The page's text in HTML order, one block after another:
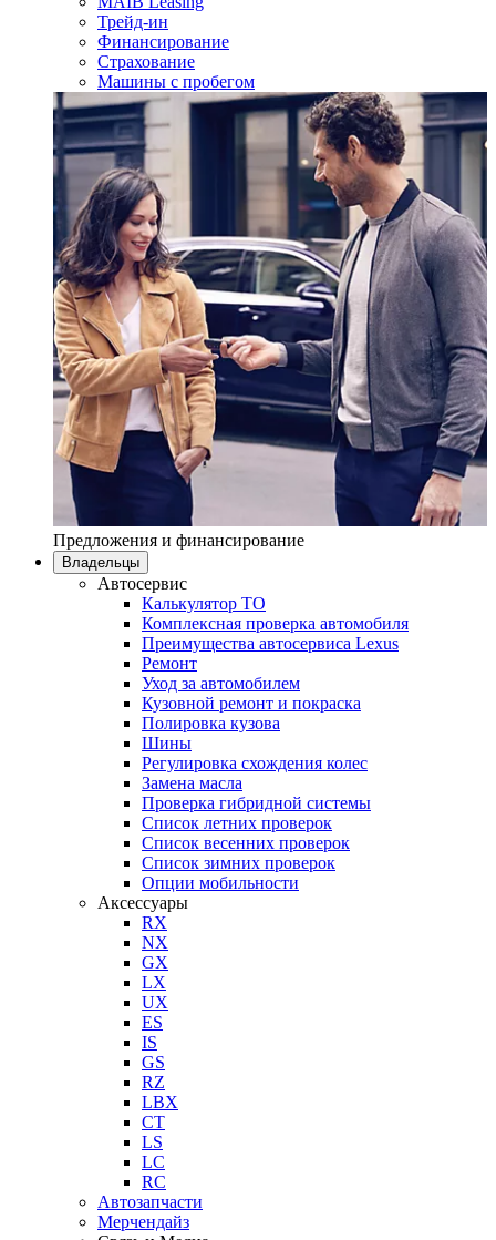
Трейд-ин
Финансирование
Страхование
Машины с пробегом
Предложения и финансирование
Владельцы
Автосервис
Калькулятор ТО
Комплексная проверка автомобиля
Преимущества автосервиса Lexus
Ремонт
Уход за автомобилем
Кузовной ремонт и покраска
Полировка кузова
Шины
Регулировка схождения колес
Замена масла
Проверка гибридной системы
Список летних проверок
Список весенних проверок
Список зимних проверок
Опции мобильности
Аксессуары
RX
NX
GX
LX
UX
ES
IS
GS
RZ
LBX
CT
LS
LC
RC
Автозапчасти
Мерчендайз